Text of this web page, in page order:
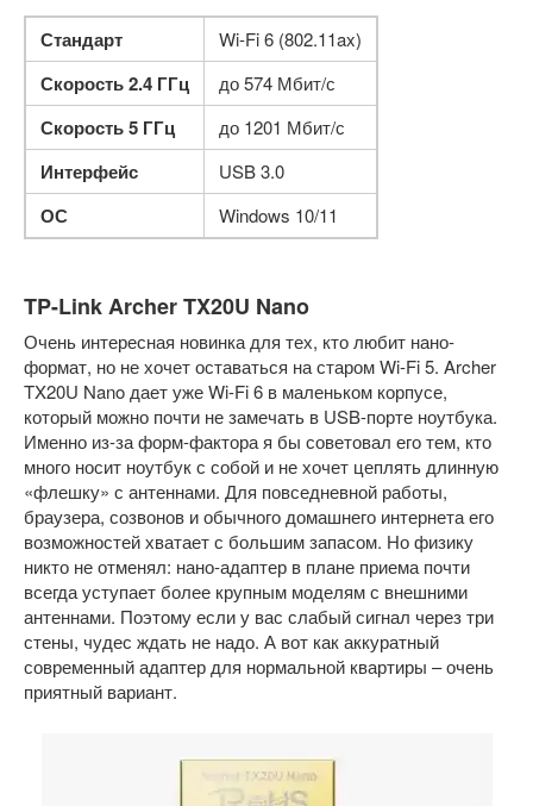
Стандарт Wi-Fi 6 (802.11ax)
Скорость 2.4 ГГц до 574 Мбит/с
Скорость 5 ГГц до 1201 Мбит/с
Интерфейс USB 3.0
ОС Windows 10/11
TP-Link Archer TX20U Nano
Очень интересная новинка для тех, кто любит нано-
формат, но не хочет оставаться на старом Wi-Fi 5. Archer
TX20U Nano дает уже Wi-Fi 6 в маленьком корпусе,
который можно почти не замечать в USB-порте ноутбука.
Именно из-за форм-фактора я бы советовал его тем, кто
много носит ноутбук с собой и не хочет цеплять длинную
«флешку» с антеннами. Для повседневной работы,
браузера, созвонов и обычного домашнего интернета его
возможностей хватает с большим запасом. Но физику
никто не отменял: нано-адаптер в плане приема почти
всегда уступает более крупным моделям с внешними
антеннами. Поэтому если у вас слабый сигнал через три
стены, чудес ждать не надо. А вот как аккуратный
современный адаптер для нормальной квартиры – очень
приятный вариант.